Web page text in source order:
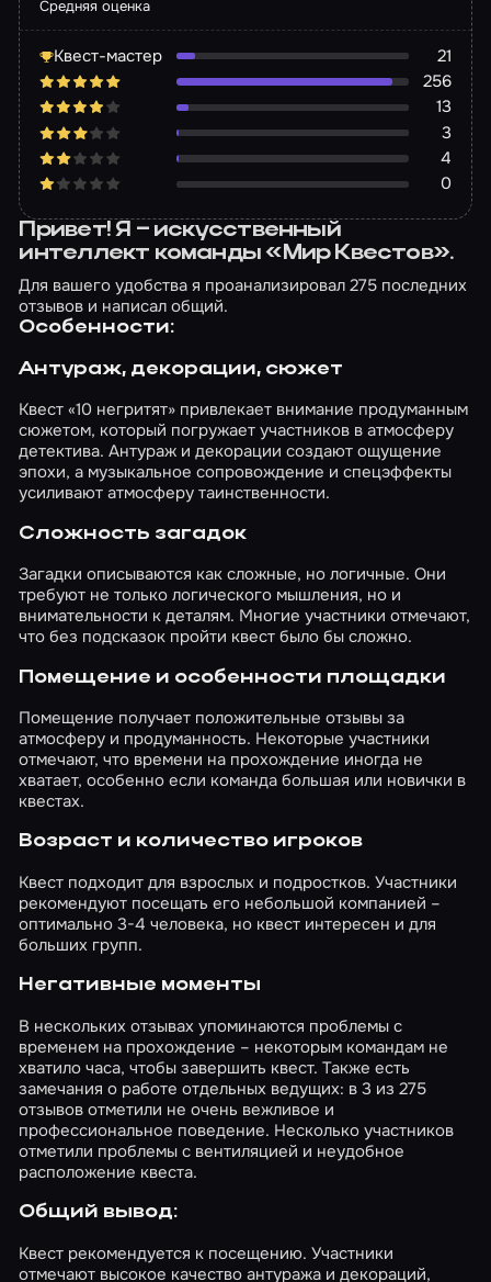
Средняя оценка
Квест-мастер
21
256
13
3
4
0
Привет! Я – искусственный
интеллект команды «Мир Квестов».
Для вашего удобства я проанализировал 275 последних
отзывов и написал общий.
Особенности:
Антураж, декорации, сюжет
Квест «10 негритят» привлекает внимание продуманным
сюжетом, который погружает участников в атмосферу
детектива. Антураж и декорации создают ощущение
эпохи, а музыкальное сопровождение и спецэффекты
усиливают атмосферу таинственности.
Сложность загадок
Загадки описываются как сложные, но логичные. Они
требуют не только логического мышления, но и
внимательности к деталям. Многие участники отмечают,
что без подсказок пройти квест было бы сложно.
Помещение и особенности площадки
Помещение получает положительные отзывы за
атмосферу и продуманность. Некоторые участники
отмечают, что времени на прохождение иногда не
хватает, особенно если команда большая или новички в
квестах.
Возраст и количество игроков
Квест подходит для взрослых и подростков. Участники
рекомендуют посещать его небольшой компанией –
оптимально 3-4 человека, но квест интересен и для
больших групп.
Негативные моменты
В нескольких отзывах упоминаются проблемы с
временем на прохождение – некоторым командам не
хватило часа, чтобы завершить квест. Также есть
замечания о работе отдельных ведущих: в 3 из 275
отзывов отметили не очень вежливое и
профессиональное поведение. Несколько участников
отметили проблемы с вентиляцией и неудобное
расположение квеста.
Общий вывод:
Квест рекомендуется к посещению. Участники
отмечают высокое качество антуража и декораций,